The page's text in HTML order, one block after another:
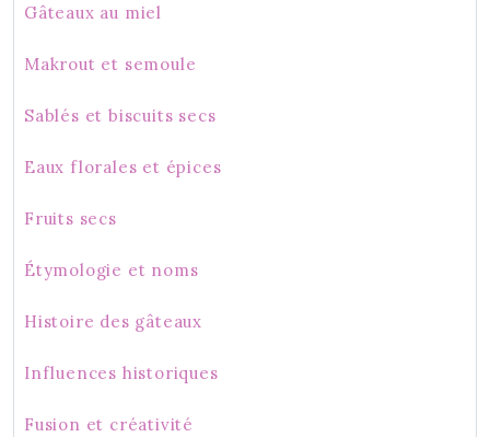
Gâteaux au miel
Makrout et semoule
Sablés et biscuits secs
Eaux florales et épices
Fruits secs
Étymologie et noms
Histoire des gâteaux
Influences historiques
Fusion et créativité